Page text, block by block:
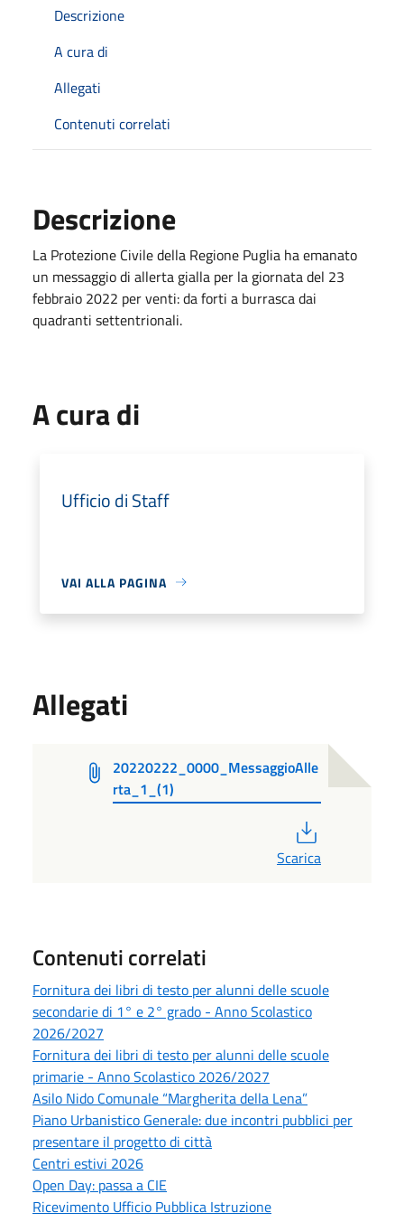
Descrizione
A cura di
Allegati
Contenuti correlati
Descrizione
La Protezione Civile della Regione Puglia ha emanato
un messaggio di allerta gialla per la giornata del 23
febbraio 2022 per venti: da forti a burrasca dai
quadranti settentrionali.
A cura di
Ufficio di Staff
VAI ALLA PAGINA
Allegati
20220222_0000_MessaggioAlle
rta_1_(1)
Scarica
Contenuti correlati
Fornitura dei libri di testo per alunni delle scuole
secondarie di 1° e 2° grado - Anno Scolastico
2026/2027
Fornitura dei libri di testo per alunni delle scuole
primarie - Anno Scolastico 2026/2027
Asilo Nido Comunale “Margherita della Lena”
Piano Urbanistico Generale: due incontri pubblici per
presentare il progetto di città
Centri estivi 2026
Open Day: passa a CIE
Ricevimento Ufficio Pubblica Istruzione